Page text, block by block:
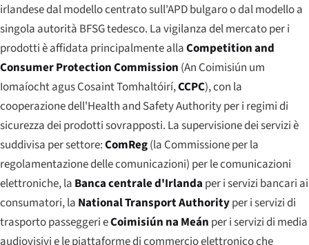
irlandese dal modello centrato sull'APD bulgaro o dal modello a
singola autorità BFSG tedesco. La vigilanza del mercato per i
prodotti è affidata principalmente allaCompetition and
Consumer Protection Commission (An Coimisiún um
Iomaíocht agus Cosaint Tomhaltóirí,CCPC), con la
cooperazione dell'Health and Safety Authority per i regimi di
sicurezza dei prodotti sovrapposti. La supervisione dei servizi è
suddivisa per settore:ComReg(la Commissione per la
regolamentazione delle comunicazioni) per le comunicazioni
elettroniche, la Banca centrale d'Irlanda per i servizi bancari ai
consumatori, la National Transport Authorityper i servizi di
trasporto passeggeri eCoimisiún na Meán per i servizi di media